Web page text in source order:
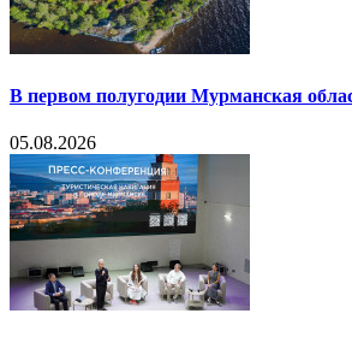
В первом полугодии Мурманская
05.08.2026